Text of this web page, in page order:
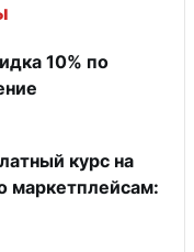
10% по
курс на
маркетплейсам: